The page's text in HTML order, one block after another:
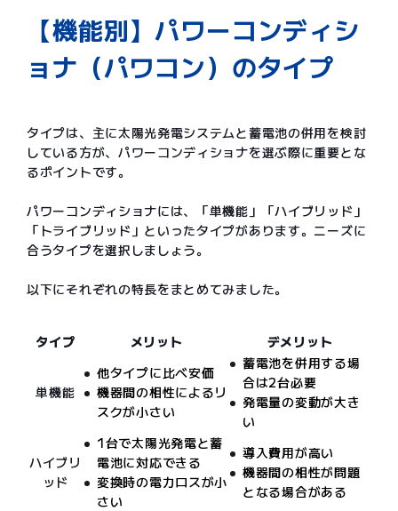
【機能別】パワーコンディシ
ョナ（パワコン）のタイプ
タイプは、主に太陽光発電システムと蓄電池の併用を検討
している方が、パワーコンディショナを選ぶ際に重要とな
るポイントです。
パワーコンディショナには、「単機能」「ハイブリッド」
「トライブリッド」といったタイプがあります。ニーズに
合うタイプを選択しましょう。
以下にそれぞれの特長をまとめてみました。
タイプ メリット デメリット
単機能
他タイプに比べ安価
機器間の相性によるリ
スクが小さい
蓄電池を併用する場
合は2台必要
発電量の変動が大き
い
ハイブリ
ッド
1台で太陽光発電と蓄
電池に対応できる
変換時の電力ロスが小
さい
導入費用が高い
機器間の相性が問題
となる場合がある